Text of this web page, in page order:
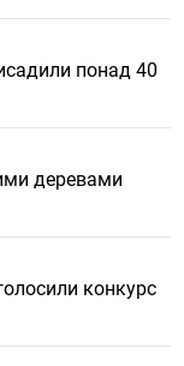
понад 40
деревами
конкурс